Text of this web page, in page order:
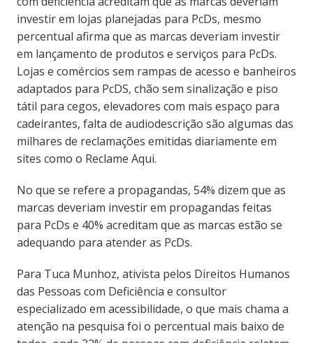
investir em lojas planejadas para PcDs, mesmo
percentual afirma que as marcas deveriam investir
em lançamento de produtos e serviços para PcDs.
Lojas e comércios sem rampas de acesso e banheiros
adaptados para PcDS, chão sem sinalização e piso
tátil para cegos, elevadores com mais espaço para
cadeirantes, falta de audiodescrição são algumas das
milhares de reclamações emitidas diariamente em
sites como o Reclame Aqui.
No que se refere a propagandas, 54% dizem que as
marcas deveriam investir em propagandas feitas
para PcDs e 40% acreditam que as marcas estão se
adequando para atender as PcDs.
Para Tuca Munhoz, ativista pelos Direitos Humanos
das Pessoas com Deficiência e consultor
especializado em acessibilidade, o que mais chama a
atenção na pesquisa foi o percentual mais baixo de